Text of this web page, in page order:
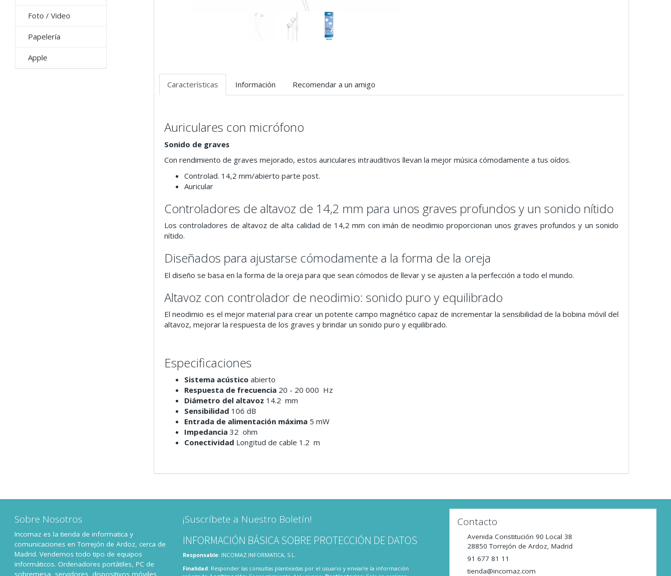
Foto / Video
Papelería
Apple
Características Información Recomendar a un amigo
Auriculares con micrófono
Sonido de graves
Con rendimiento de graves mejorado, estos auriculares intrauditivos llevan la mejor música cómodamente a tus oídos.
Controlad. 14,2 mm/abierto parte post.
Auricular
Controladores de altavoz de 14,2 mm para unos graves profundos y un sonido nítido
Los controladores de altavoz de alta calidad de 14,2 mm con imán de neodimio proporcionan unos graves profundos y un sonido
nítido.
Diseñados para ajustarse cómodamente a la forma de la oreja
El diseño se basa en la forma de la oreja para que sean cómodos de llevar y se ajusten a la perfección a todo el mundo.
Altavoz con controlador de neodimio: sonido puro y equilibrado
El neodimio es el mejor material para crear un potente campo magnético capaz de incrementar la sensibilidad de la bobina móvil del
altavoz, mejorar la respuesta de los graves y brindar un sonido puro y equilibrado.
Especificaciones
Sistema acústico abierto
Respuesta de frecuencia 20 - 20 000 Hz
Diámetro del altavoz 14.2 mm
Sensibilidad 106 dB
Entrada de alimentación máxima 5 mW
Impedancia 32 ohm
Conectividad Longitud de cable 1.2 m
Sobre Nosotros
Incomaz es la tienda de informatica y
comunicaciones en Torrejón de Ardoz, cerca de
Madrid. Vendemos todo tipo de equipos
informáticos. Ordenadores portátiles, PC de
¡Suscríbete a Nuestro Boletín!
INFORMACIÓN BÁSICA SOBRE PROTECCIÓN DE DATOS
Responsable: INCOMAZ INFORMATICA, S.L.
Finalidad: Responder las consultas planteadas por el usuario y enviarle la información
Contacto
Avenida Constitución 90 Local 38
28850 Torrejón de Ardoz, Madrid
91 677 81 11
tienda@incomaz.com